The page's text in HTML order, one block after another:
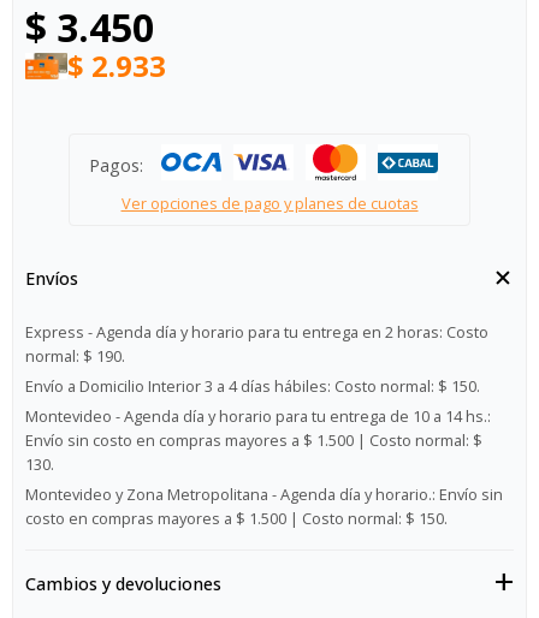
$ 3.450
$ 2.933
Pagos:
Ver opciones de pago y planes de cuotas
Envíos
Express - Agenda día y horario para tu entrega en 2 horas: Costo
normal: $ 190.
Envío a Domicilio Interior 3 a 4 días hábiles: Costo normal: $ 150.
Montevideo - Agenda día y horario para tu entrega de 10 a 14 hs.:
Envío sin costo en compras mayores a $ 1.500 | Costo normal: $
130.
Montevideo y Zona Metropolitana - Agenda día y horario.: Envío sin
costo en compras mayores a $ 1.500 | Costo normal: $ 150.
Cambios y devoluciones